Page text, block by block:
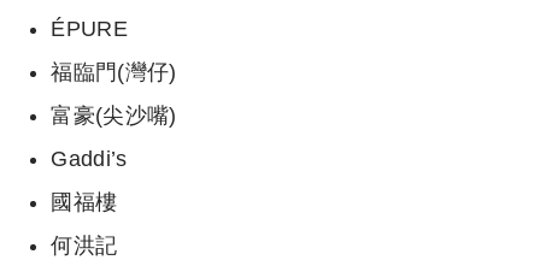
ÉPURE
福臨門(灣仔)
富豪(尖沙嘴)
Gaddi’s
國福樓
何洪記